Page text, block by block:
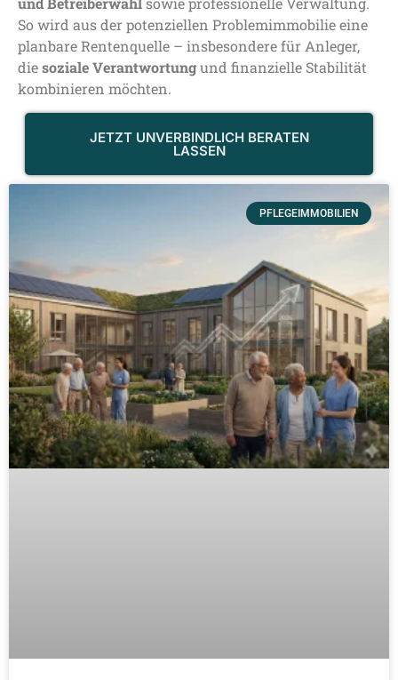
So wird aus der potenziellen Problemimmobilie eine
planbare Rentenquelle – insbesondere für Anleger,
diesoziale Verantwortungund finanzielle Stabilität
kombinieren möchten.
JETZT UNVERBINDLICH BERATEN
LASSEN
PFLEGEIMMOBILIEN